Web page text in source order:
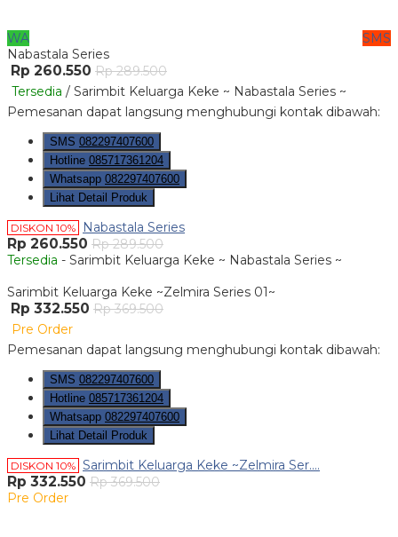
WA
SMS
Nabastala Series
Rp 260.550 Rp 289.500
Tersedia / Sarimbit Keluarga Keke ~ Nabastala Series ~
Pemesanan dapat langsung menghubungi kontak dibawah:
SMS 082297407600
Hotline 085717361204
Whatsapp 082297407600
Lihat Detail Produk
DISKON 10% Nabastala Series
Rp 260.550 Rp 289.500
Tersedia - Sarimbit Keluarga Keke ~ Nabastala Series ~
Sarimbit Keluarga Keke ~Zelmira Series 01~
Rp 332.550 Rp 369.500
Pre Order
Pemesanan dapat langsung menghubungi kontak dibawah:
SMS 082297407600
Hotline 085717361204
Whatsapp 082297407600
Lihat Detail Produk
DISKON 10% Sarimbit Keluarga Keke ~Zelmira Ser....
Rp 332.550 Rp 369.500
Pre Order